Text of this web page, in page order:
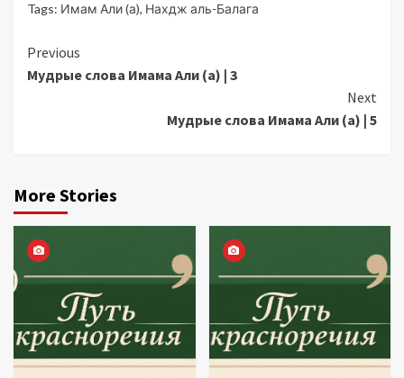
Tags: Имам Али (а), Нахдж аль-Балага
Continue
Reading
Previous
Мудрые слова Имама Али (а) | 3
Next
Мудрые слова Имама Али (а) | 5
More Stories